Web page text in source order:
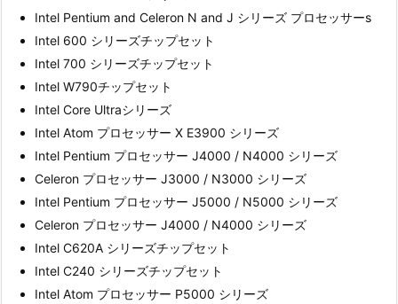
Intel Pentium and Celeron N and J シリーズ プロセッサーs
Intel 600 シリーズチップセット
Intel 700 シリーズチップセット
Intel W790チップセット
Intel Core Ultraシリーズ
Intel Atom プロセッサー X E3900 シリーズ
Intel Pentium プロセッサー J4000 / N4000 シリーズ
Celeron プロセッサー J3000 / N3000 シリーズ
Intel Pentium プロセッサー J5000 / N5000 シリーズ
Celeron プロセッサー J4000 / N4000 シリーズ
Intel C620A シリーズチップセット
Intel C240 シリーズチップセット
Intel Atom プロセッサー P5000 シリーズ